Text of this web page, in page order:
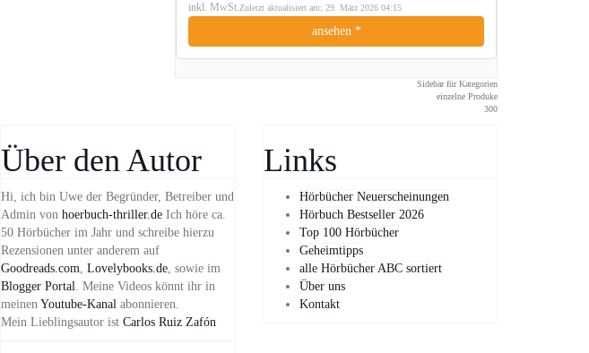
inkl. MwSt.Zuletzt aktualisiert am: 29. März 2026 04:15
ansehen *
Sidebar für Kategorien
einzelne Produke
300
Über den Autor
Hi, ich bin Uwe der Begründer, Betreiber und
Admin von hoerbuch-thriller.de Ich höre ca.
50 Hörbücher im Jahr und schreibe hierzu
Rezensionen unter anderem auf
Goodreads.com, Lovelybooks.de, sowie im
Blogger Portal. Meine Videos könnt ihr in
meinen Youtube-Kanal abonnieren.
Mein Lieblingsautor ist Carlos Ruiz Zafón
Links
Hörbücher Neuerscheinungen
Hörbuch Bestseller 2026
Top 100 Hörbücher
Geheimtipps
alle Hörbücher ABC sortiert
Über uns
Kontakt